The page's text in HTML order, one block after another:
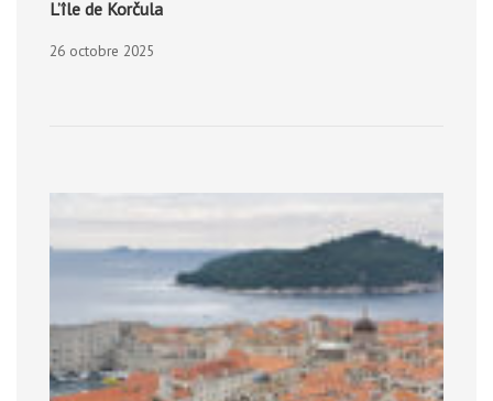
L’île de Korčula
26 octobre 2025